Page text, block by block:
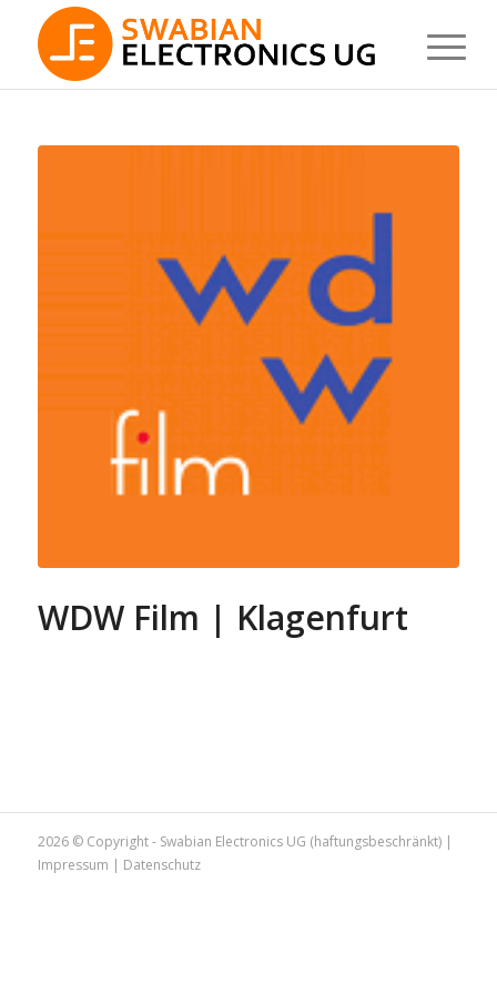
WDW Film | Klagenfurt
2026 © Copyright - Swabian Electronics UG (haftungsbeschränkt) |
Impressum | Datenschutz